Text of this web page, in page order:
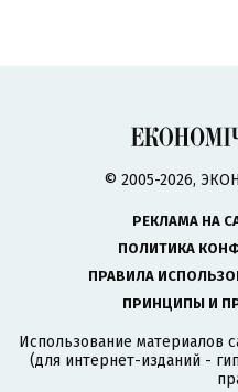
© 2005-2026,
РЕКЛАМА НА
ПОЛИТИКА
ПРАВИЛА
ПРИНЦИПЫ И
Использование материалов
(для интернет-изданий -